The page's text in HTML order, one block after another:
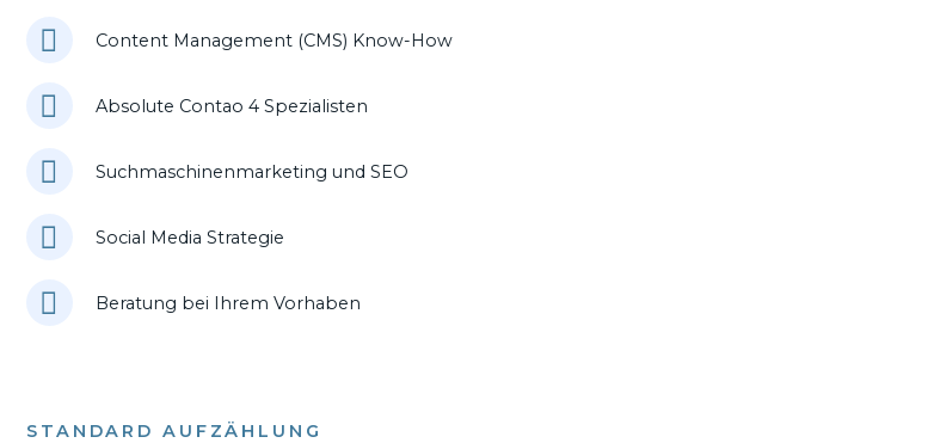
Content Management (CMS) Know-How
Absolute Contao 4 Spezialisten
Suchmaschinenmarketing und SEO
Social Media Strategie
Beratung bei Ihrem Vorhaben
STANDARD AUFZÄHLUNG